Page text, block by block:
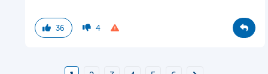
36 4